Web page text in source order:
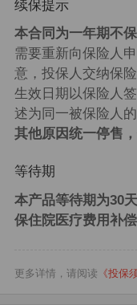
续保提示
本合同为一年期不保
需要重新向保险人
意，投保人交纳保
生效日期以保险人
述为同一被保险人
其他原因统一停售
等待期
本产品等待期为30
保住院医疗费用补
更多详情，请阅读 《投保